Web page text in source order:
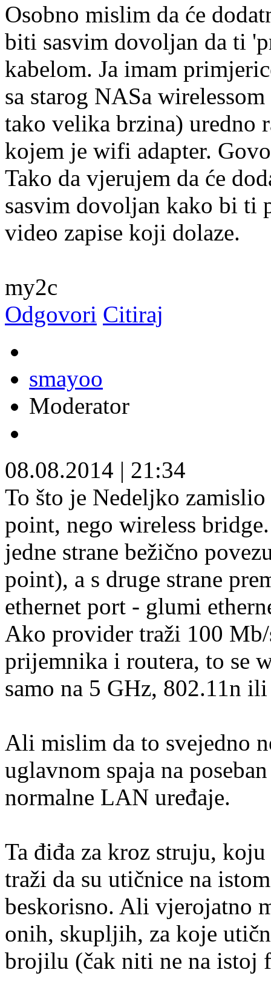
Osobno mislim da će
biti sasvim dovoljan da ti
kabelom. Ja imam
sa starog NASa
tako velika brzina) uredno
kojem je wifi adapter.
Tako da vjerujem da će
sasvim dovoljan kako bi ti
video zapise koji dolaze.
my2c
Odgovori Citiraj
smayoo
Moderator
08.08.2014 | 21:34
To što je Nedeljko
point, nego wireless
jedne strane bežično
point), a s druge strane
ethernet port - glumi
Ako provider traži 100
prijemnika i routera, to se
samo na 5 GHz, 802.11n
Ali mislim da to svejedno
uglavnom spaja na
normalne LAN uređaje.
Ta điđa za kroz struju,
traži da su utičnice na
beskorisno. Ali vjerojatno
onih, skupljih, za koje
brojilu (čak niti ne na istoj